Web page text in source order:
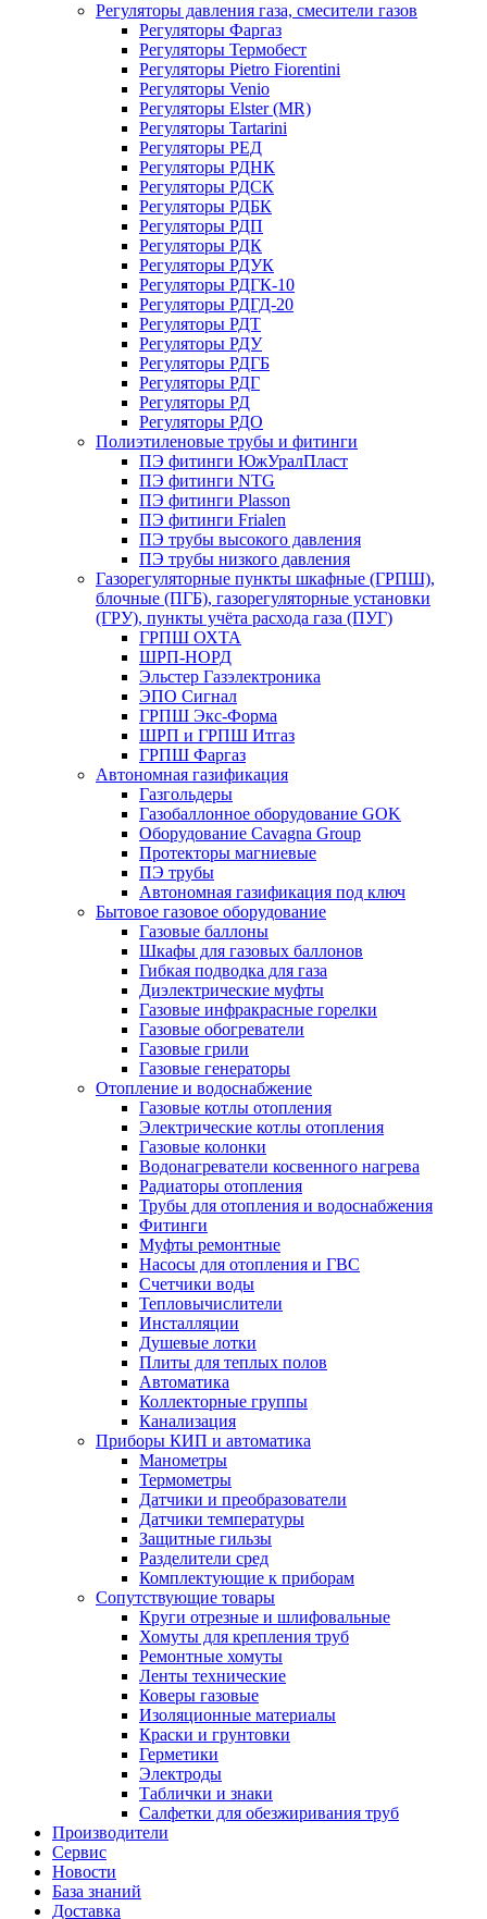
Регуляторы давления газа, смесители газов
Регуляторы Фаргаз
Регуляторы Термобест
Регуляторы Pietro Fiorentini
Регуляторы Venio
Регуляторы Elster (MR)
Регуляторы Tartarini
Регуляторы РЕД
Регуляторы РДНК
Регуляторы РДСК
Регуляторы РДБК
Регуляторы РДП
Регуляторы РДК
Регуляторы РДУК
Регуляторы РДГК-10
Регуляторы РДГД-20
Регуляторы РДТ
Регуляторы РДУ
Регуляторы РДГБ
Регуляторы РДГ
Регуляторы РД
Регуляторы РДО
Полиэтиленовые трубы и фитинги
ПЭ фитинги ЮжУралПласт
ПЭ фитинги NTG
ПЭ фитинги Plasson
ПЭ фитинги Frialen
ПЭ трубы высокого давления
ПЭ трубы низкого давления
Газорегуляторные пункты шкафные (ГРПШ),
блочные (ПГБ), газорегуляторные установки
(ГРУ), пункты учёта расхода газа (ПУГ)
ГРПШ ОХТА
ШРП-НОРД
Эльстер Газэлектроника
ЭПО Сигнал
ГРПШ Экс-Форма
ШРП и ГРПШ Итгаз
ГРПШ Фаргаз
Автономная газификация
Газгольдеры
Газобаллонное оборудование GOK
Оборудование Cavagna Group
Протекторы магниевые
ПЭ трубы
Автономная газификация под ключ
Бытовое газовое оборудование
Газовые баллоны
Шкафы для газовых баллонов
Гибкая подводка для газа
Диэлектрические муфты
Газовые инфракрасные горелки
Газовые обогреватели
Газовые грили
Газовые генераторы
Отопление и водоснабжение
Газовые котлы отопления
Электрические котлы отопления
Газовые колонки
Водонагреватели косвенного нагрева
Радиаторы отопления
Трубы для отопления и водоснабжения
Фитинги
Муфты ремонтные
Насосы для отопления и ГВС
Счетчики воды
Тепловычислители
Инсталляции
Душевые лотки
Плиты для теплых полов
Автоматика
Коллекторные группы
Канализация
Приборы КИП и автоматика
Манометры
Термометры
Датчики и преобразователи
Датчики температуры
Защитные гильзы
Разделители сред
Комплектующие к приборам
Сопутствующие товары
Круги отрезные и шлифовальные
Хомуты для крепления труб
Ремонтные хомуты
Ленты технические
Коверы газовые
Изоляционные материалы
Краски и грунтовки
Герметики
Электроды
Таблички и знаки
Салфетки для обезжиривания труб
Производители
Сервис
Новости
База знаний
Доставка